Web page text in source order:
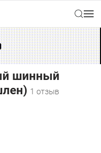
шинный
1 отзыв